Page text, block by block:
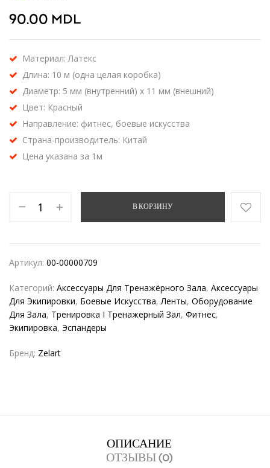
90.00 MDL
Материал: Латекс
Длина: 10 м (одна целая коробка)
Диаметр: 5 мм (внутренний) x 11 мм (внешний)
Цвет: Красный
Направление: фитнес, боевые искусства
Страна-производитель: Китай
Цена указана за 1м
В КОРЗИНУ
Артикул: 00-00000709
Категорий: Аксессуары Для Тренажёрного Зала, Аксессуары
Для Экипировки, Боевые Искусства, Ленты, Оборудование
Для Зала, Тренировка I Тренажерный Зал, Фитнес,
Экипировка, Эспандеры
Бренд: Zelart
ОПИСАНИЕ
ОТЗЫВЫ (0)